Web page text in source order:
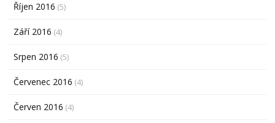
Říjen 2016 (5)
Září 2016 (4)
Srpen 2016 (5)
Červenec 2016 (4)
Červen 2016 (4)